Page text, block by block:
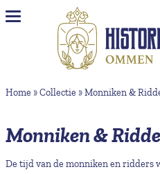
Naar hoofdinhoud
Home »Collectie »Monniken &
Monniken &
De tijd van de monniken en ridders